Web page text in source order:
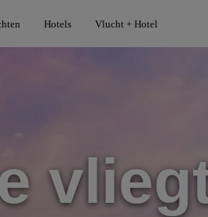
Hotels Vlucht + Hotel